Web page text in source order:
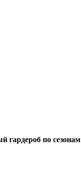
гардероб по сезонам